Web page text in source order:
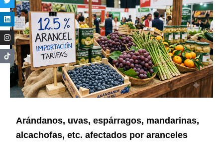
Arándanos, uvas, espárragos, mandarinas,
alcachofas, etc. afectados por aranceles